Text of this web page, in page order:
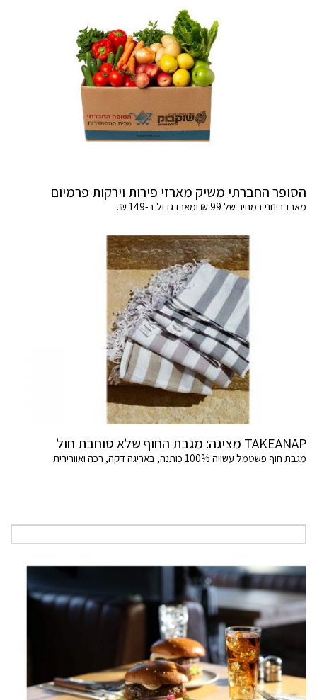
הסופר החברתי משיק מארזי פירות וירקות פרמיום
מארז בינוני במחיר של 99 ₪ ומארז גדול ב-149 ₪.
TAKEANAP מציגה: מגבת החוף שלא סוחבת חול
מגבת חוף פשטמל עשויה 100% כותנה, באריגה דקה, רכה ואוורירית.